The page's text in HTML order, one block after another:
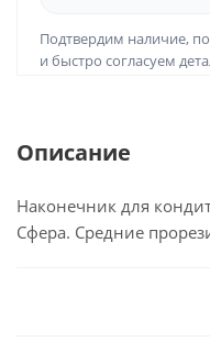
Подтвердим наличие,
и быстро согласуем
Описание
Наконечник для
Сфера. Средние